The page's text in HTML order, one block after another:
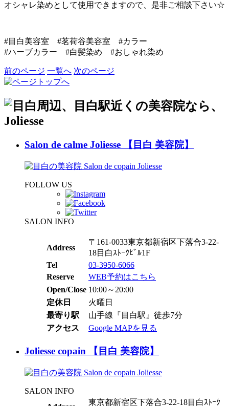
オシャレ染めとして使用できますので、是非ご相談下さい☆
#目白美容室 #茗荷谷美容室 #カラー
#ハーブカラー #白髪染め #おしゃれ染め
前のページ 一覧へ 次のページ
Salon de calme Joliesse 【目白 美容院】
FOLLOW US
SALON INFO
Address
〒161-0033東京都新宿区下落合3-22-
18目白ｽﾄｰｸﾋﾞﾙ1F
Tel
03-3950-6066
Reserve
WEB予約はこちら
Open/Close 10:00～20:00
定休日
火曜日
最寄り駅
山手線『目白駅』徒歩7分
アクセス
Google MAPを見る
Joliesse copain 【目白 美容院】
SALON INFO
東京都新宿区下落合3-22-18目白ｽﾄｰｸ